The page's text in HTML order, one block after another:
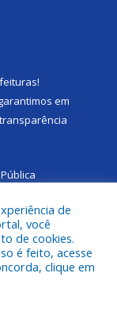
!
em
de Cachoeira
de
você
de cookies.
é feito, acesse
clique em